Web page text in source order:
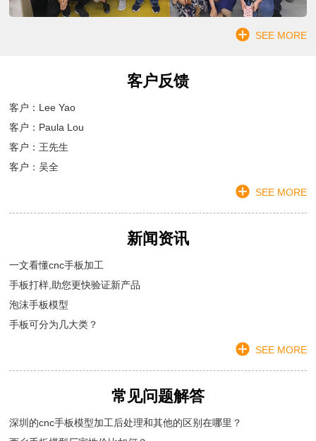
SEE MORE
客户反馈
客户：Lee Yao
客户：Paula Lou
客户：王先生
客户：吴全
SEE MORE
新闻资讯
一文看懂cnc手板加工
手板打样,助您更快验证新产品
泡沫手板模型
手板可分为几大类？
SEE MORE
常见问题解答
深圳的cnc手板模型加工后处理和其他的区别在哪里？